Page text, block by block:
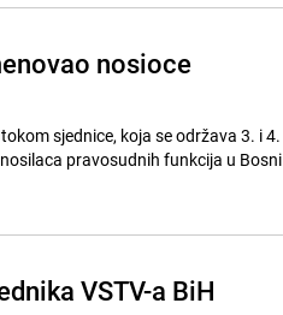
nosioce
sjednice, koja se održava 3. i 4.
pravosudnih funkcija u Bosni
VSTV-a BiH